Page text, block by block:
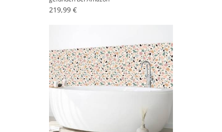
219,99 €